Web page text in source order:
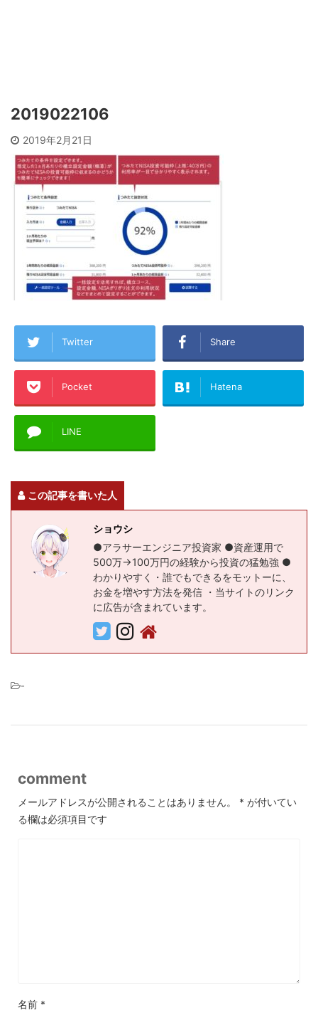
2019022106
2019年2月21日
Twitter Share
Pocket Hatena
LINE
この記事を書いた人
ショウシ
●アラサーエンジニア投資家 ●資産運用で
500万→100万円の経験から投資の猛勉強 ●
わかりやすく・誰でもできるをモットーに、
お金を増やす方法を発信 ・当サイトのリンク
に広告が含まれています。
-
comment
メールアドレスが公開されることはありません。 * が付いてい
る欄は必須項目です
名前 *